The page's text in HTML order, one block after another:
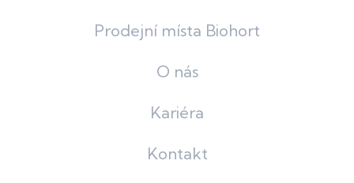
Prodejní místa Biohort
O nás
Kariéra
Kontakt